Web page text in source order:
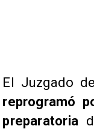
El Juzgado
reprogramó
preparatoria